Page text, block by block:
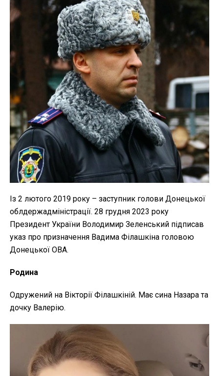
Із 2 лютого 2019 року – заступник голови Донецької
облдержадміністрації. 28 грудня 2023 року
Президент України Володимир Зеленський підписав
указ про призначення Вадима Філашкіна головою
Донецької ОВА.
Родина
Одружений на Вікторії Філашкіній. Має сина Назара та
дочку Валерію.